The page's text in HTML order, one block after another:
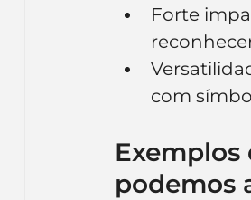
Forte
com
Exemplos
podemos